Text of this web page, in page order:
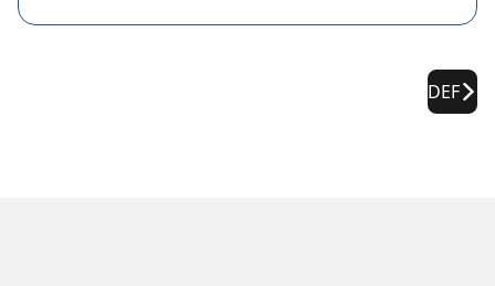
DEF